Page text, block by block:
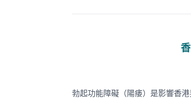
勃起功能障礙（陽痿）是影響香